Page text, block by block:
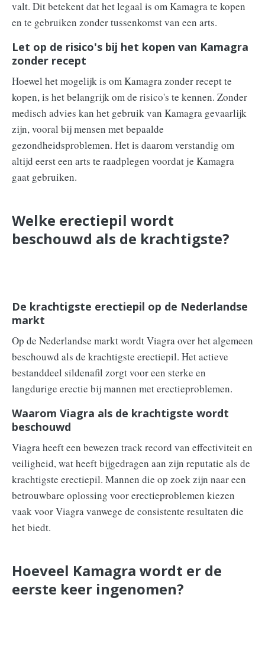
valt. Dit betekent dat het legaal is om Kamagra te kopen
en te gebruiken zonder tussenkomst van een arts.
Let op de risico's bij het kopen van Kamagra
zonder recept
Hoewel het mogelijk is om Kamagra zonder recept te
kopen, is het belangrijk om de risico's te kennen. Zonder
medisch advies kan het gebruik van Kamagra gevaarlijk
zijn, vooral bij mensen met bepaalde
gezondheidsproblemen. Het is daarom verstandig om
altijd eerst een arts te raadplegen voordat je Kamagra
gaat gebruiken.
Welke erectiepil wordt
beschouwd als de krachtigste?
De krachtigste erectiepil op de Nederlandse
markt
Op de Nederlandse markt wordt Viagra over het algemeen
beschouwd als de krachtigste erectiepil. Het actieve
bestanddeel sildenafil zorgt voor een sterke en
langdurige erectie bij mannen met erectieproblemen.
Waarom Viagra als de krachtigste wordt
beschouwd
Viagra heeft een bewezen track record van effectiviteit en
veiligheid, wat heeft bijgedragen aan zijn reputatie als de
krachtigste erectiepil. Mannen die op zoek zijn naar een
betrouwbare oplossing voor erectieproblemen kiezen
vaak voor Viagra vanwege de consistente resultaten die
het biedt.
Hoeveel Kamagra wordt er de
eerste keer ingenomen?